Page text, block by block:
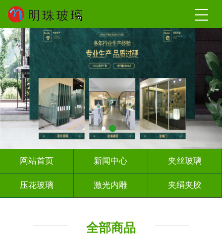
网站首页 新闻中心 夹丝玻璃
压花玻璃 激光内雕 夹绢夹胶
全部商品